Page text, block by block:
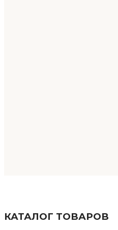
КАТАЛОГ ТОВАРОВ